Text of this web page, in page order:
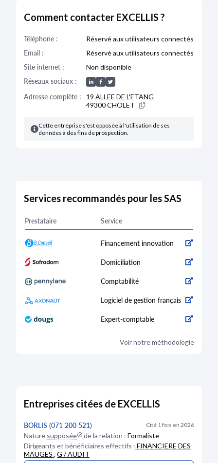
CRÉATION
RCS d'Angers
Capital : 1,00 €
Adresse :19 Allée de l'Etang 49300 Cholet
stratégie et l'animation de la ou des sociétés dans
lesquelles la société détient une participation
participation par voie d'apport, d'achat, de
souscription ou autrement dans toute société, quels
qu'en soient la forme et l'objet, ainsi que la gestion
Comment contacter EXCELLIS ?
Téléphone :
Réservé aux utilisateurs connectés
Email :
Réservé aux utilisateurs connectés
Site internet :
Non disponible
Réseaux sociaux :
Adresse complète :
19 ALLEE DE L'ETANG
49300 CHOLET
Cette entreprise s'est opposée à l'utilisation de ses
données à des fins de prospection.
Services recommandés pour les SAS
Prestataire Service
Financement innovation
Domiciliation
Comptabilité
Logiciel de gestion français
Expert-comptable
Voir notre méthodologie
Entreprises citées de EXCELLIS
BORLIS (071 200 521) Cité 1 fois en 2026
Nature supposée de la relation : Formaliste
Dirigeants et bénéficiaires effectifs : FINANCIERE DES
MAUGES , G / AUDIT